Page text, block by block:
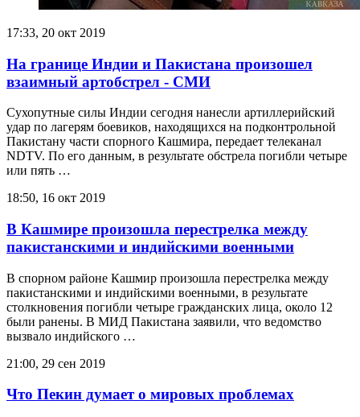
17:33, 20 окт 2019
На границе Индии и Пакистана произошел
взаимный артобстрел - СМИ
Сухопутные силы Индии сегодня нанесли артиллерийский
удар по лагерям боевиков, находящихся на подконтрольной
Пакистану части спорного Кашмира, передает телеканал
NDTV. По его данным, в результате обстрела погибли четыре
или пять …
18:50, 16 окт 2019
В Кашмире произошла перестрелка между
пакистанскими и индийскими военными
В спорном районе Кашмир произошла перестрелка между
пакистанскими и индийскими военными, в результате
столкновения погибли четыре гражданских лица, около 12
были ранены. В МИД Пакистана заявили, что ведомство
вызвало индийского …
21:00, 29 сен 2019
Что Пекин думает о мировых проблемах